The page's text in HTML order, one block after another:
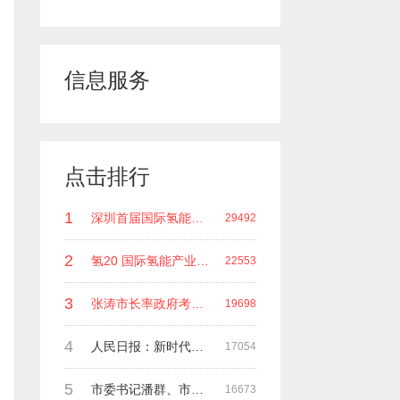
信息服务
点击排行
1 深圳首届国际氢能领袖峰会 深圳科谷研究院发起主办 在深能源集团成功召开 会上相关单位 研发机构 龙头企业等签约合作 29492
2 22553
3 张涛市长率政府考察团莅临深圳科谷集团指导工作 19698
4 人民日报：新时代中国能源在高质量发展道路上奋勇前进 17054
5 市委书记潘群、市政府副市长张荣海一行莅临考察指导工作 16673